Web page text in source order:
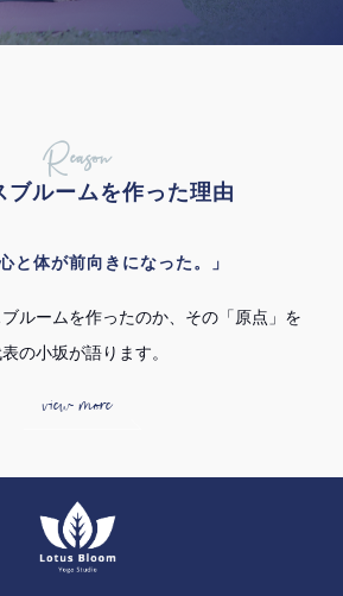
Reason
ブルームを作った理由
と体が前向きになった。」
ルームを作ったのか、その「原点」を
の小坂が語ります。
view more